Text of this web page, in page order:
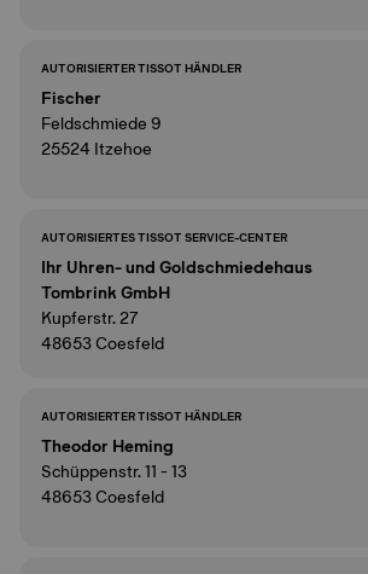
AUTORISIERTER TISSOT HÄNDLER
Fischer
Feldschmiede 9
25524 Itzehoe
AUTORISIERTES TISSOT SERVICE-CENTER
Ihr Uhren- und Goldschmiedehaus
Tombrink GmbH
Kupferstr. 27
48653 Coesfeld
AUTORISIERTER TISSOT HÄNDLER
Theodor Heming
Schüppenstr. 11 - 13
48653 Coesfeld